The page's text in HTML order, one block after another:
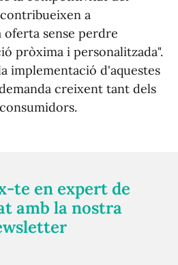
a
sense perdre
pròxima i personalitzada".
implementació d'aquestes
creixent tant dels
te en expert de
amb la nostra